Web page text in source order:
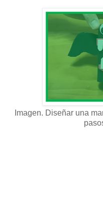
Imagen. Diseñar una